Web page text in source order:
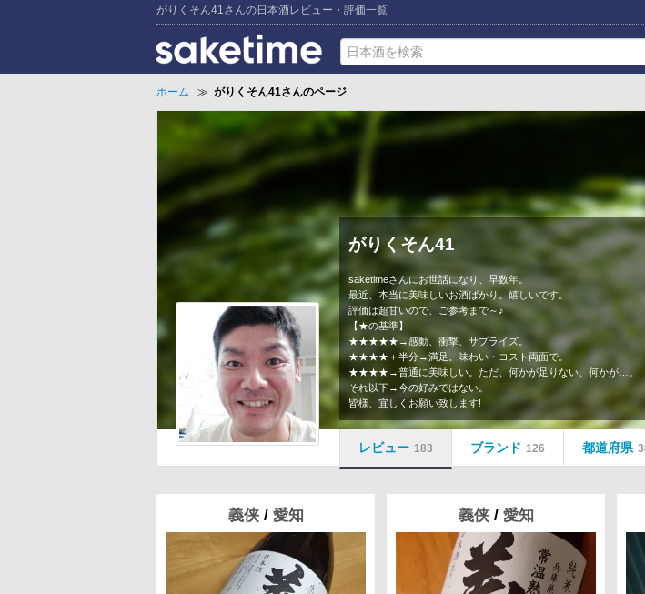
がりくそん41さんの日本酒レビュー・評価一覧
ホーム ≫ がりくそん41さんのページ
がりくそん41
saketimeさんにお世話になり、早数年。
最近、本当に美味しいお酒ばかり。嬉しいです。
評価は超甘いので、ご参考まで～♪
【★の基準】
★★★★★→感動、衝撃、サプライズ。
★★★★＋半分→満足。味わい・コスト両面で。
★★★★→普通に美味しい。ただ、何かが足りない、何かが…。
それ以下→今の好みではない。
皆様、宜しくお願い致します!
レビュー 183 ブランド 126 都道府県
義侠 / 愛知 義侠 / 愛知